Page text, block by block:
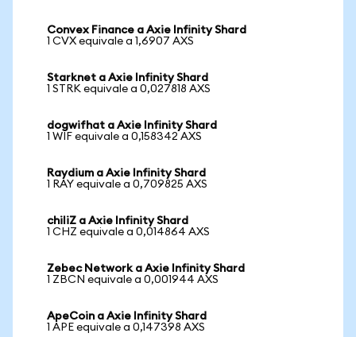
Convex Finance a Axie Infinity Shard
1 CVX equivale a 1,6907 AXS
Starknet a Axie Infinity Shard
1 STRK equivale a 0,027818 AXS
dogwifhat a Axie Infinity Shard
1 WIF equivale a 0,158342 AXS
Raydium a Axie Infinity Shard
1 RAY equivale a 0,709825 AXS
chiliZ a Axie Infinity Shard
1 CHZ equivale a 0,014864 AXS
Zebec Network a Axie Infinity Shard
1 ZBCN equivale a 0,001944 AXS
ApeCoin a Axie Infinity Shard
1 APE equivale a 0,147398 AXS